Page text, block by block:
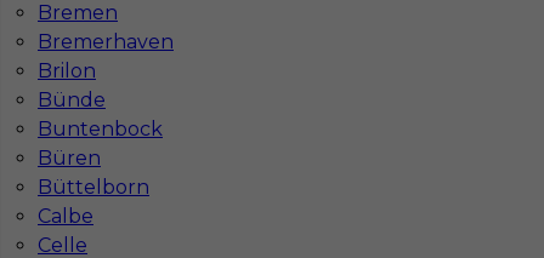
Bremen
Bremerhaven
Brilon
Bünde
Buntenbock
Büren
Büttelborn
Calbe
Celle